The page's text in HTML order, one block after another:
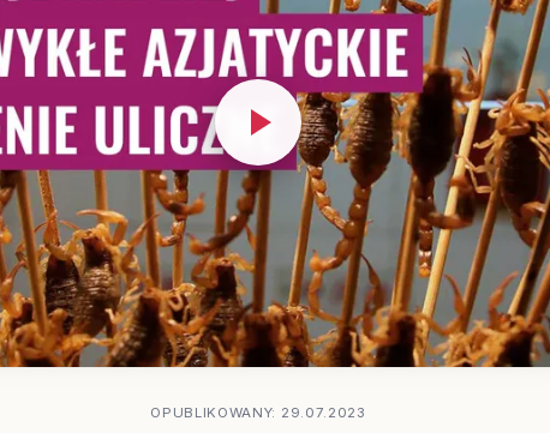
OPUBLIKOWANY: 29.07.2023